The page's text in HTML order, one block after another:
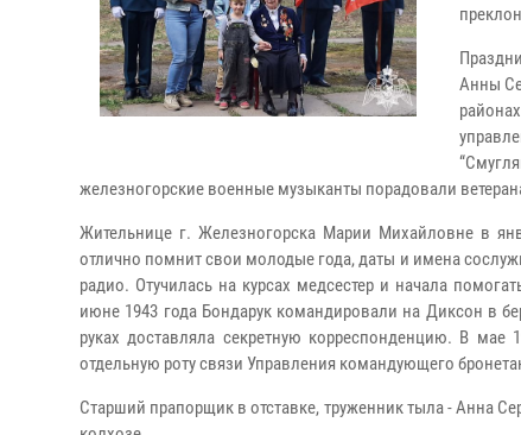
Анны
железногорские военные музыканты порадовали
Жительнице г. Железногорска Марии Михайловне в
отлично помнит свои молодые года, даты и имена
радио. Отучилась на курсах медсестер и начала
июне 1943 года Бондарук командировали на Диксон в
руках доставляла секретную корреспонденцию. В мае
отдельную роту связи Управления командующего
Старший прапорщик в отставке, труженник тыла - Анна